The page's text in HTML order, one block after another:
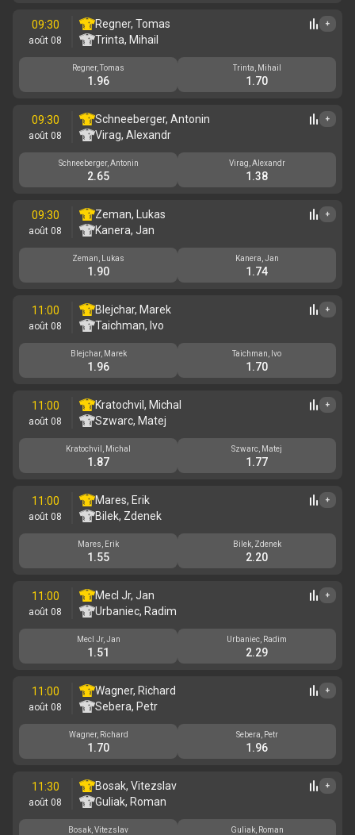
09:30
août 08
Regner, Tomas
Trinta, Mihail
+
Regner, Tomas
1.96
Trinta, Mihail
1.70
09:30
août 08
Schneeberger, Antonin
Virag, Alexandr
+
Schneeberger, Antonin
2.65
Virag, Alexandr
1.38
09:30
août 08
Zeman, Lukas
Kanera, Jan
+
Zeman, Lukas
1.90
Kanera, Jan
1.74
11:00
août 08
Blejchar, Marek
Taichman, Ivo
+
Blejchar, Marek
1.96
Taichman, Ivo
1.70
11:00
août 08
Kratochvil, Michal
Szwarc, Matej
+
Kratochvil, Michal
1.87
Szwarc, Matej
1.77
11:00
août 08
Mares, Erik
Bilek, Zdenek
+
Mares, Erik
1.55
Bilek, Zdenek
2.20
11:00
août 08
Mecl Jr, Jan
Urbaniec, Radim
+
Mecl Jr, Jan
1.51
Urbaniec, Radim
2.29
11:00
août 08
Wagner, Richard
Sebera, Petr
+
Wagner, Richard
1.70
Sebera, Petr
1.96
11:30
août 08
Bosak, Vitezslav
Guliak, Roman
+
Bosak, Vitezslav Guliak, Roman